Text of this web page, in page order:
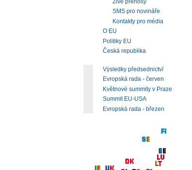
Živé přenosy
SMS pro novináře
Kontakty pro média
O EU
Politiky EU
Česká republika
Výsledky předsednictví
Evropská rada - červen
Květnové summity v Praze
Summit EU-USA
Evropská rada - březen